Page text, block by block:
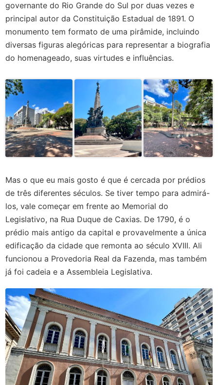
governante do Rio Grande do Sul por duas vezes e
principal autor da Constituição Estadual de 1891. O
monumento tem formato de uma pirâmide, incluindo
diversas figuras alegóricas para representar a biografia
do homenageado, suas virtudes e influências.
Mas o que eu mais gosto é que é cercada por prédios
de três diferentes séculos. Se tiver tempo para admirá-
los, vale começar em frente ao Memorial do
Legislativo, na Rua Duque de Caxias. De 1790, é o
prédio mais antigo da capital e provavelmente a única
edificação da cidade que remonta ao século XVIII. Ali
funcionou a Provedoria Real da Fazenda, mas também
já foi cadeia e a Assembleia Legislativa.